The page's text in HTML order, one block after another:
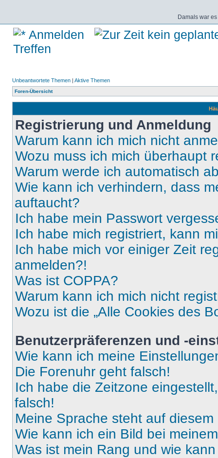
Damals war
Anmelden
Treffen
Unbeantwortete Themen | Aktive Themen
Foren-Übersicht
Registrierung und Anmeldung
Warum kann ich mich nicht
Wozu muss ich mich überhaupt
Warum werde ich automatisch
Wie kann ich verhindern, dass
auftaucht?
Ich habe mein Passwort
Ich habe mich registriert, kann
Ich habe mich vor einiger Zeit
anmelden?!
Was ist COPPA?
Warum kann ich mich nicht
Wozu ist die „Alle Cookies des
Benutzerpräferenzen und -
Wie kann ich meine
Die Forenuhr geht falsch!
Ich habe die Zeitzone
falsch!
Meine Sprache steht auf
Wie kann ich ein Bild bei
Was ist mein Rang und wie